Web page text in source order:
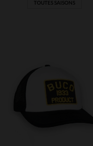
TAILLES DISPONIBLES
TU
TOUTES SAISONS